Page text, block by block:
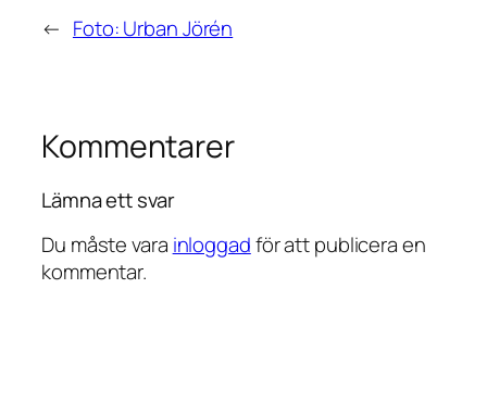
← Foto: Urban Jörén
Kommentarer
Lämna ett svar
Du måste vara inloggadför att publicera en
kommentar.